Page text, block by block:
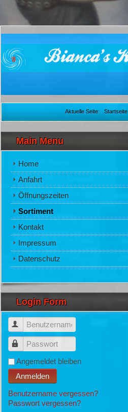
Aktuelle Seite: Startseite
Main Menu
Home
Anfahrt
Öffnungszeiten
Sortiment
Kontakt
Impressum
Datenschutz
Login Form
Benutzername
Passwort
Angemeldet bleiben
Anmelden
Benutzername vergessen?
Passwort vergessen?